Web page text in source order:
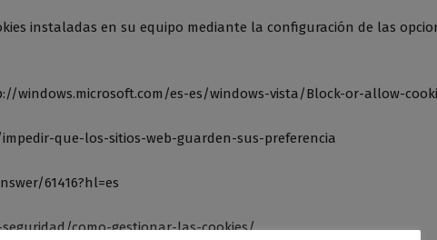
instaladas en su equipo mediante la configuración de las
windows.microsoft.com/es-es/windows-vista/Block-or-allow-
que-los-sitios-web-guarden-sus-preferencia
61416?hl=es
como-gestionar-las-cookies/